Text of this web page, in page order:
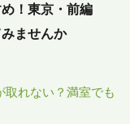
！東京・前編
ませんか
取れない？満室でも